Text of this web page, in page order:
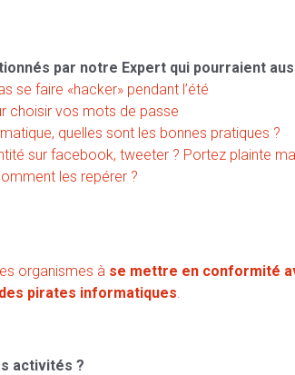
par notre Expert qui pourraient
se faire «hacker» pendant l’été
choisir vos mots de passe
quelles sont les bonnes pratiques ?
sur facebook, tweeter ? Portez plainte
les repérer ?
organismes à se mettre en conformité
pirates informatiques.
activités ?